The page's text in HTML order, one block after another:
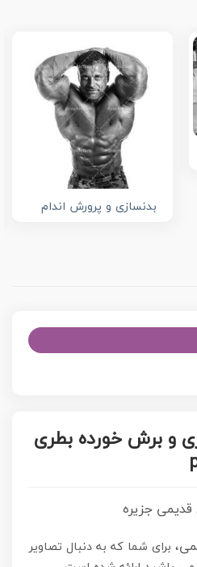
بدنسازی و پرورش اندام
و برش خورده بطری
جزیره
برای شما که به دنبال تصاویر